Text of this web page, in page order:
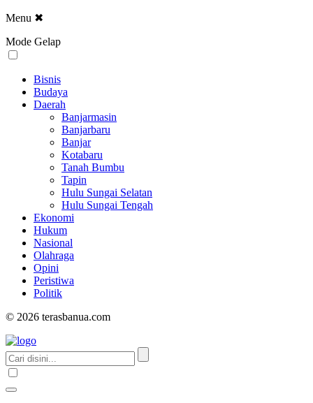
Menu ✖
Mode Gelap
Bisnis
Budaya
Daerah
Banjarmasin
Banjarbaru
Banjar
Kotabaru
Tanah Bumbu
Tapin
Hulu Sungai Selatan
Hulu Sungai Tengah
Ekonomi
Hukum
Nasional
Olahraga
Opini
Peristiwa
Politik
© 2026 terasbanua.com